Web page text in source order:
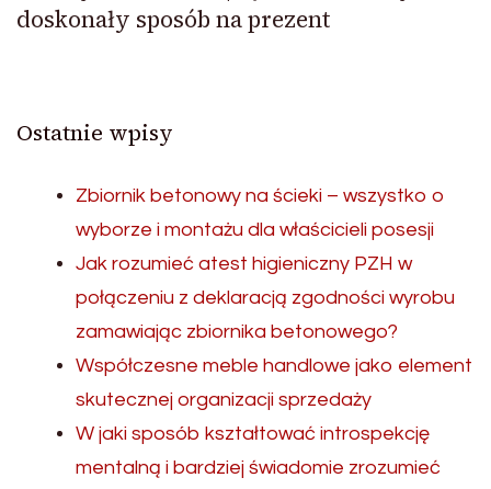
doskonały sposób na prezent
Ostatnie wpisy
Zbiornik betonowy na ścieki – wszystko o
wyborze i montażu dla właścicieli posesji
Jak rozumieć atest higieniczny PZH w
połączeniu z deklaracją zgodności wyrobu
zamawiając zbiornika betonowego?
Współczesne meble handlowe jako element
skutecznej organizacji sprzedaży
W jaki sposób kształtować introspekcję
mentalną i bardziej świadomie zrozumieć